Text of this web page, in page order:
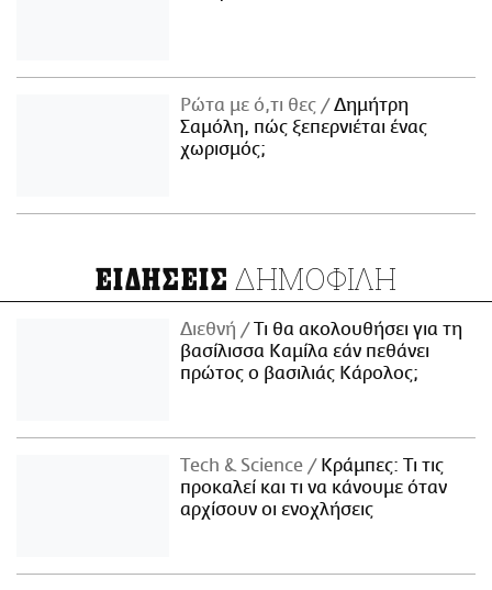
Ρώτα με ό,τι θες
Δημήτρη
Σαμόλη, πώς ξεπερνιέται ένας
χωρισμός;
ΕΙΔΗΣΕΙΣ ΔΗΜΟΦΙΛΗ
Διεθνή
Τι θα ακολουθήσει για τη
βασίλισσα Καμίλα εάν πεθάνει
πρώτος ο βασιλιάς Κάρολος;
Τech & Science
Κράμπες: Τι τις
προκαλεί και τι να κάνουμε όταν
αρχίσουν οι ενοχλήσεις